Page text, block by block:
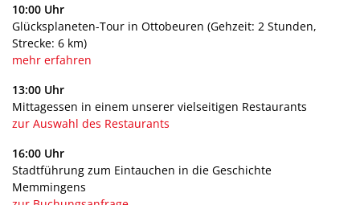
10:00 Uhr
Glücksplaneten-Tour in Ottobeuren (Gehzeit: 2 Stunden,
Strecke: 6 km)
mehr erfahren
13:00 Uhr
Mittagessen in einem unserer vielseitigen Restaurants
zur Auswahl des Restaurants
16:00 Uhr
Stadtführung zum Eintauchen in die Geschichte
Memmingens